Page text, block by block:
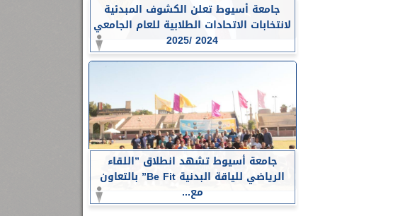
جامعة أسيوط تعلن الكشوف المبدئية
لانتخابات الاتحادات الطلابية للعام الجامعي
2024 /2025
جامعة أسيوط تشهد انطلاق ”اللقاء
الرياضي للياقة البدنية Be Fit” بالتعاون
مع...